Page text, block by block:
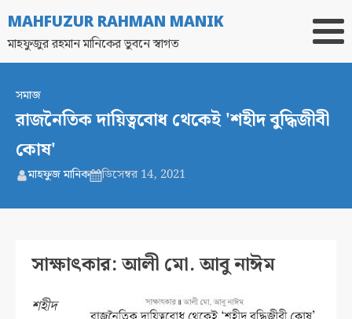
MAHFUZUR RAHMAN MANIK
মাহফুজুর রহমান মানিকের ভুবনে স্বাগত
সমাজ
রাজনৈতিক দায়িত্ববোধ থেকেই 'শহীদ বুদ্ধিজীবী
কোষ'
মাহফুজ মানিক ডিসেম্বর 14, 2021
সাক্ষাৎকার: আলী মো. আবু নাঈম
শহীদ